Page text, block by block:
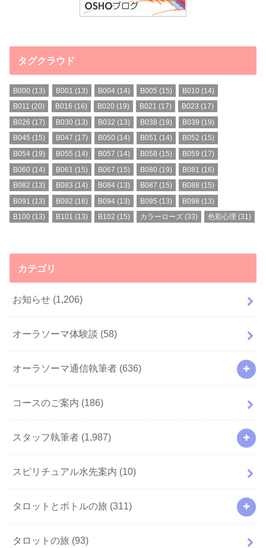
タグクラウド
B000 (13) B001 (13) B004(14) B005 (15) B010 (14)
B011 (20) B016 (16) B020 (19) B021 (17) B023 (17)
B026 (17) B030 (13) B032 (13) B038 (19) B039 (19)
B045 (15) B047 (17) B050 (14) B051 (14) B052 (15)
B054 (19) B055 (14) B057 (14) B058 (15) B059 (17)
B060 (14) B061 (15) B067 (15) B080 (19) B081 (16)
B082 (13) B083 (14) B084(13) B087 (15) B088 (15)
B091 (13) B092 (16) B094(13) B095 (13) B098 (13)
B100 (13) B101 (13) B102 (15) カラーローズ (33) 色彩心理 (31)
カテゴリ
お知らせ (1,206)
オーラソーマ体験談 (58)
オーラソーマ通信執筆者 (636)
コースのご案内 (186)
スタッフ執筆者 (1,987)
スピリチュアル水先案内 (10)
タロットとボトルの旅 (311)
タロットの旅 (93)